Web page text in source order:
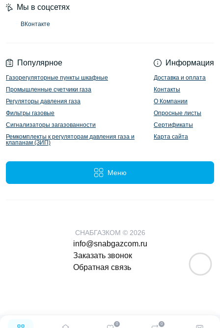
0 0
Популярное
Газорегуляторные пункты шкафные
Промышленные счетчики газа
Регуляторы давления газа
Фильтры газовые
Сигнализаторы загазованности
Ремкомплекты к регуляторам давления газа и
клапанам (ЗИП)
Информация
Доставка и оплата
Контакты
О Компании
Опросные листы
Сертификаты
Карта сайта
Меню
Мы в соцсетях
ВКонтакте
СНАБГАЗКОМ © 2026
info@snabgazcom.ru
Заказать звонок
Обратная связь